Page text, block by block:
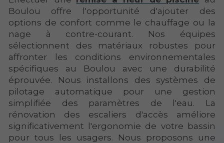
Boulou offre l'opportunité d'ajouter des
options de confort comme le chauffage ou la
nage à contre-courant. Nos équipes
sélectionnent des matériaux robustes pour
affronter les conditions environnementales
spécifiques au Boulou avec une durabilité
éprouvée. Nous installons des systèmes de
pilotage automatique pour une gestion
simplifiée des paramètres de l'eau. La
rénovation des escaliers d'accès améliore
significativement l'ergonomie de votre bassin
pour tous les usagers. Nous proposons une